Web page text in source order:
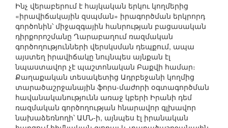
Ինչ վերաբերում է հայկական երկու կողմերից
«իրավիճակային զսպման» իրագործման երկրորդ
գործոնին՝ միջազգային հանրության բացասական
դիրքորոշմանը Ղարաբաղում ռազմական
գործողությունների վերսկսման դեպքում, ապա
այստեղ իրավիճակը նույնպես այնքան էլ
նպաստավոր չէ պաշտոնական Բաքվի համար։
Քաղաքական տեսակետից Ադրբեջանի կողմից
տարածաշրջանային ֆորս-մաժորի օգտագործման
հավանականությունն առաջ կբերի Իրանի դեմ
ռազմական գործողության հնարավոր գլխավոր
նախաձեռնողի՝ ԱՄՆ-ի, այնպես էլ իրանական